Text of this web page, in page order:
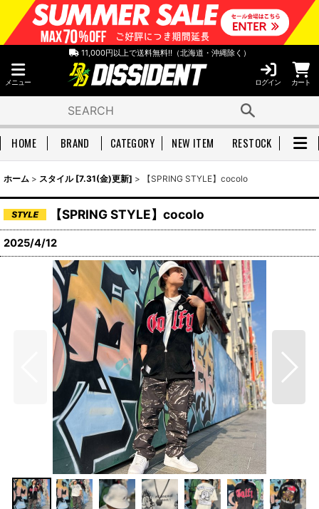
11,000円以上で送料無料!!（北海道・沖縄除く）
メニュー ログイン カート
HOME BRAND CATEGORY NEW ITEM RESTOCK
ホーム > スタイル [7.31(金)更新] > 【SPRING STYLE】cocolo
【SPRING STYLE】cocolo
2025/4/12